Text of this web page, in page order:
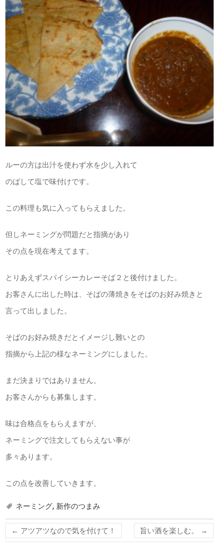
ルーの方は出汁を使わず水を少し入れて
のばして塩で味付けです。
この料理も気に入ってもらえました。
但しネーミングが問題だと指摘があり
その点を現在考えてます。
とりあえずスパイシーカレーそば２と後付けました。
お客さんに出した時は、そばの薄焼きをそばのお好み焼きと
言って出しました。
そばのお好み焼きだとイメージし難いとの
指摘から上記の様なネーミングにしました。
まだ決まりではありません。
お客さんからも募集します。
味は合格点をもらえますが、
ネーミングで注文してもらえない事が
多々あります。
この点を改善していきます。
ネーミング, 新作のつまみ
← アツアツなので気を付けて！ 旨い酒を楽しむ。 →